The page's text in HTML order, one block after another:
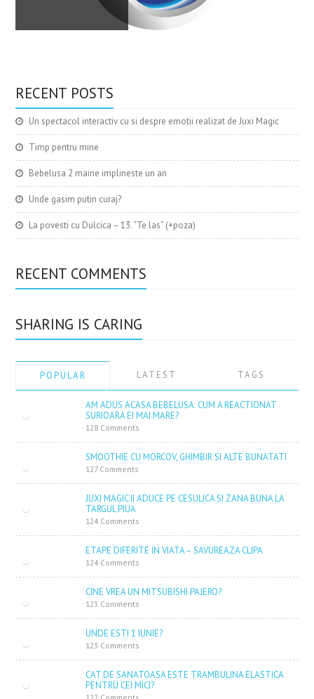
Imi place
RECENT POSTS
Un spectacol interactiv cu si despre emotii realizat de Juxi Magic
Timp pentru mine
Bebelusa 2 maine implineste un an
Unde gasim putin curaj?
La povesti cu Dulcica – 13. “Te las” (+poza)
RECENT COMMENTS
SHARING IS CARING
POPULAR LATEST TAGS
AM ADUS ACASA BEBELUSA. CUM A REACTIONAT
SURIOARA EI MAI MARE?
128 Comments
SMOOTHIE CU MORCOV, GHIMBIR SI ALTE BUNATATI
127 Comments
JUXI MAGIC II ADUCE PE CESULICA SI ZANA BUNA LA
TARGUL PIUA
124 Comments
ETAPE DIFERITE IN VIATA – SAVUREAZA CLIPA
124 Comments
CINE VREA UN MITSUBISHI PAJERO?
123 Comments
UNDE ESTI 1 IUNIE?
123 Comments
CAT DE SANATOASA ESTE TRAMBULINA ELASTICA
PENTRU CEI MICI?